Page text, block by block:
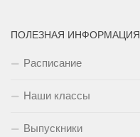
ПОЛЕЗНАЯ ИНФОРМАЦИЯ
Расписание
Наши классы
Выпускники